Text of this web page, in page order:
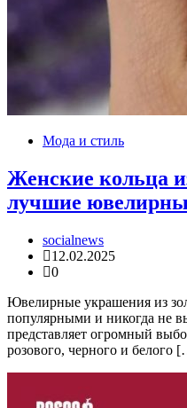
Мода и стиль
Женские кольца
лучшие
socialnews
12.02.2025
0
Ювелирные украшения из
популярными и никогда не
представляет огромный
розового, черного и белого